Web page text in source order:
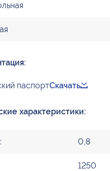
паспортСкачать
характеристики:
0,8
1250